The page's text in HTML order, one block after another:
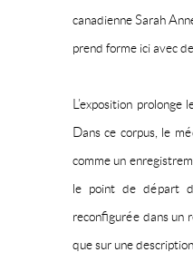
canadienne Sarah
prend forme ici avec
L’exposition
Dans ce corpus, le
comme un
le point de départ
reconfigurée dans un
que sur une